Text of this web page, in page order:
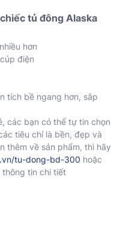
tủ đông Alaska
hơn
điện
tích bề ngang hơn, sắp
các bạn có thể tự tin chọn
tiêu chí là bền, đẹp và
thêm về sản phẩm, thì hãy
tu-dong-bd-300 hoặc
tin chi tiết